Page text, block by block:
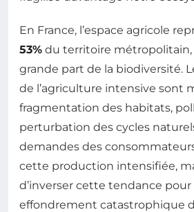
En France, l’espace agricole
53% du territoire
grande part de la biodiversité.
de l’agriculture intensive sont
fragmentation des habitats,
perturbation des cycles
demandes des
cette production intensifiée,
d’inverser cette tendance
effondrement catastrophique